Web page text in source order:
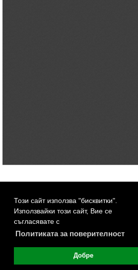
Този сайт използва "бисквитки".
Използвайки този сайт, Вие се
съгласявате с
Политиката за поверителност
Добре
260 261 262
За достъп до произволна
номера й в бялото поле и